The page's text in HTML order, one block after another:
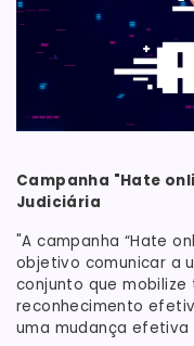
Campanha "Hate
Judiciária
"A campanha “Hate
objetivo comunicar a
conjunto que
reconhecimento
uma mudança